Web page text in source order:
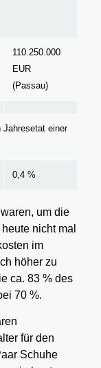
110.250.000
EUR
(Passau)
einer
0,4 %
um die
nicht mal
im
höher zu
ca. 83 % des
70 %.
für den
Schuhe